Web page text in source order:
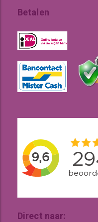
Betalen
Direct naar: